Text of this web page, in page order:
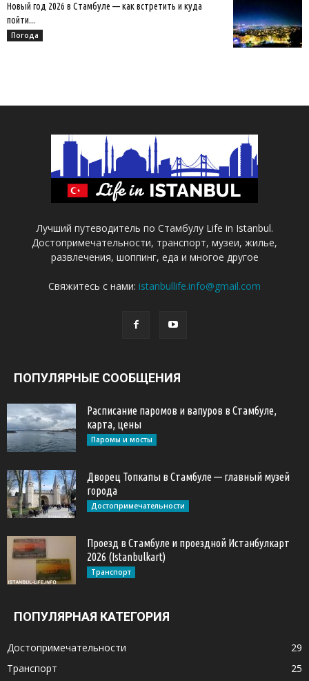
Новый год 2026 в Стамбуле — как встретить и куда
пойти...
Погода
Лучший путеводитель по Стамбулу Life in Istanbul.
Достопримечательности, транспорт, музеи, жилье,
развлечения, шоппинг, еда и многое другое
Свяжитесь с нами: istanbullife.info@gmail.com
ПОПУЛЯРНЫЕ СООБЩЕНИЯ
Расписание паромов и вапуров в Стамбуле,
карта, цены
Паромы и мосты
Дворец Топкапы в Стамбуле — главный музей
города
Достопримечательности
Проезд в Стамбуле и проездной Истанбулкарт
2026 (Istanbulkart)
Транспорт
ПОПУЛЯРНАЯ КАТЕГОРИЯ
Достопримечательности
29
Транспорт
25